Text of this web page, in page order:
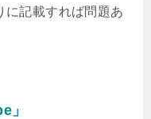
に記載すれば問題あ
」